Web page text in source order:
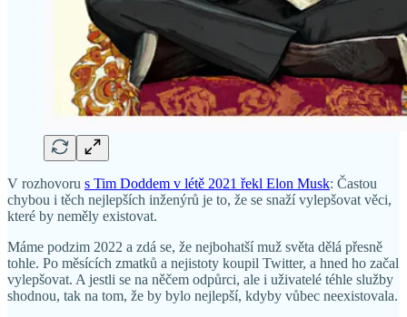
V rozhovoru s Tim Doddem v létě 2021 řekl Elon Musk: Častou
chybou i těch nejlepších inženýrů je to, že se snaží vylepšovat věci,
které by neměly existovat.
Máme podzim 2022 a zdá se, že nejbohatší muž světa dělá přesně
tohle. Po měsících zmatků a nejistoty koupil Twitter, a hned ho začal
vylepšovat. A jestli se na něčem odpůrci, ale i uživatelé téhle služby
shodnou, tak na tom, že by bylo nejlepší, kdyby vůbec neexistovala.